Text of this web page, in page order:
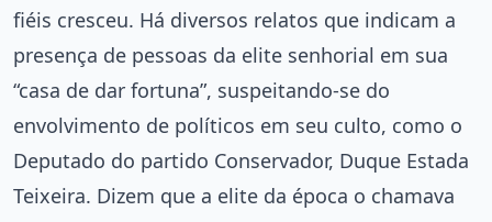
fiéis cresceu. Há diversos relatos que indicam a
presença de pessoas da elite senhorial em sua
“casa de dar fortuna”, suspeitando-se do
envolvimento de políticos em seu culto, como o
Deputado do partido Conservador, Duque Estada
Teixeira. Dizem que a elite da época o chamava